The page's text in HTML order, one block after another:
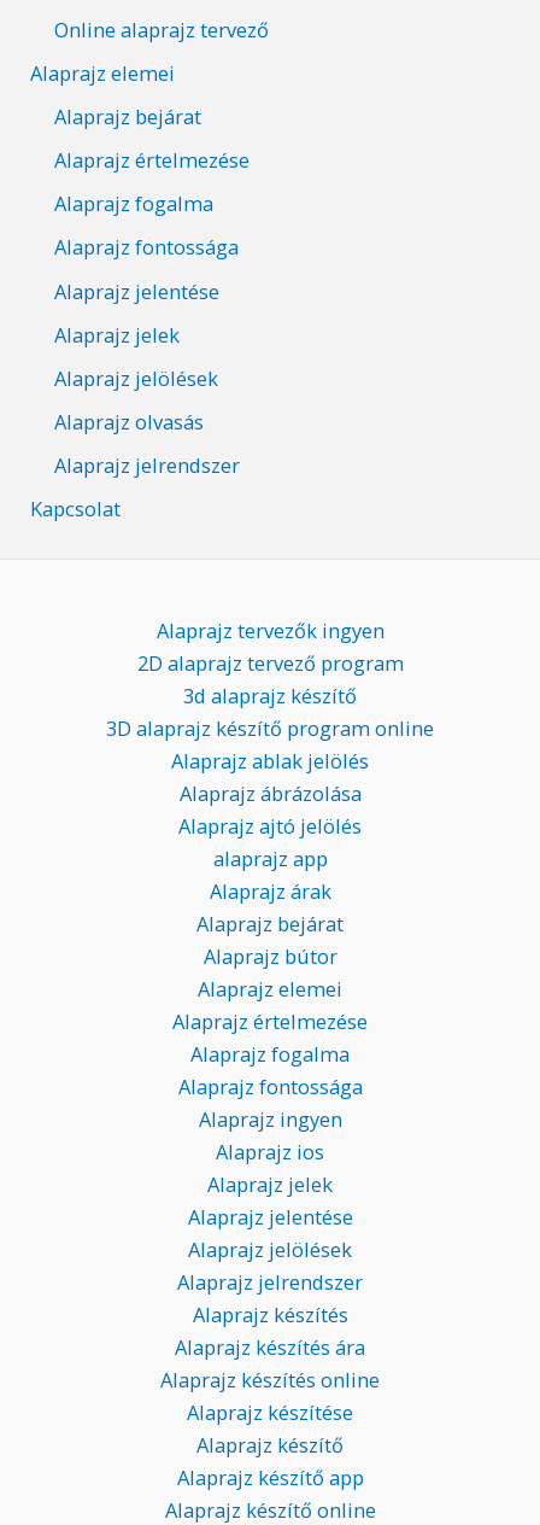
Online alaprajz tervező
Alaprajz elemei
Alaprajz bejárat
Alaprajz értelmezése
Alaprajz fogalma
Alaprajz fontossága
Alaprajz jelentése
Alaprajz jelek
Alaprajz jelölések
Alaprajz olvasás
Alaprajz jelrendszer
Kapcsolat
Alaprajz tervezők ingyen
2D alaprajz tervező program
3d alaprajz készítő
3D alaprajz készítő program online
Alaprajz ablak jelölés
Alaprajz ábrázolása
Alaprajz ajtó jelölés
alaprajz app
Alaprajz árak
Alaprajz bejárat
Alaprajz bútor
Alaprajz elemei
Alaprajz értelmezése
Alaprajz fogalma
Alaprajz fontossága
Alaprajz ingyen
Alaprajz ios
Alaprajz jelek
Alaprajz jelentése
Alaprajz jelölések
Alaprajz jelrendszer
Alaprajz készítés
Alaprajz készítés ára
Alaprajz készítés online
Alaprajz készítése
Alaprajz készítő
Alaprajz készítő app
Alaprajz készítő online